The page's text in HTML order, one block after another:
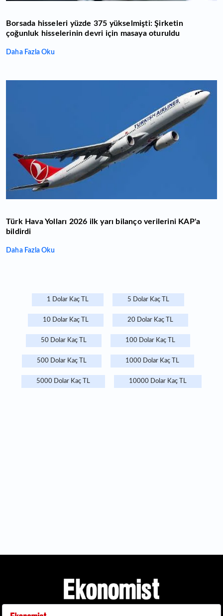
Borsada hisseleri yüzde 375 yükselmişti: Şirketin
çoğunluk hisselerinin devri için masaya oturuldu
Daha Fazla Oku
Türk Hava Yolları 2026 ilk yarı bilanço verilerini KAP'a
bildirdi
Daha Fazla Oku
1 Dolar Kaç TL 5 Dolar Kaç TL
10 Dolar Kaç TL 20 Dolar Kaç TL
50 Dolar Kaç TL 100 Dolar Kaç TL
500 Dolar Kaç TL 1000 Dolar Kaç TL
5000 Dolar Kaç TL 10000 Dolar Kaç TL